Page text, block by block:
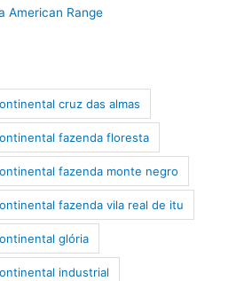
American Range
cruz das almas
fazenda floresta
fazenda monte negro
fazenda vila real de itu
glória
industrial